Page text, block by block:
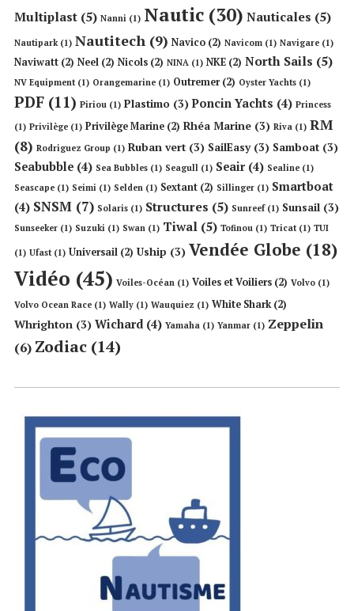
Multiplast (5) Nanni (1) Nautic (30) Nauticales (5)
Nautipark (1) Nautitech (9) Navico (2) Navicom (1) Navigare (1)
Naviwatt (2) Neel (2) Nicols (2) NINA (1) NKE (2) North Sails (5)
NV Equipment (1) Orangemarine (1) Outremer(2) Oyster Yachts (1)
PDF (11) Piriou (1) Plastimo (3) Poncin Yachts (4) Princess
(1) Privilège (1) Privilège Marine (2) Rhéa Marine (3) Riva (1) RM
(8) Rodriguez Group (1) Ruban vert (3) SailEasy(3) Samboat (3)
Seabubble (4) Sea Bubbles (1) Seagull (1) Seair(4) Sealine (1)
Seascape (1) Seimi (1) Selden (1) Sextant (2) Sillinger (1) Smartboat
(4) SNSM (7) Solaris (1) Structures (5) Sunreef(1) Sunsail (3)
Sunseeker (1) Suzuki (1) Swan (1) Tiwal (5) Tofinou (1) Tricat (1) TUI
(1) Ufast (1) Universail (2) Uship (3) Vendée Globe (18)
Vidéo (45) Voiles-Océan (1) Voiles et Voiliers (2) Volvo (1)
Volvo Ocean Race (1) Wally (1) Wauquiez (1) White Shark(2)
Whrighton (3) Wichard (4) Yamaha (1) Yanmar (1) Zeppelin
(6) Zodiac (14)